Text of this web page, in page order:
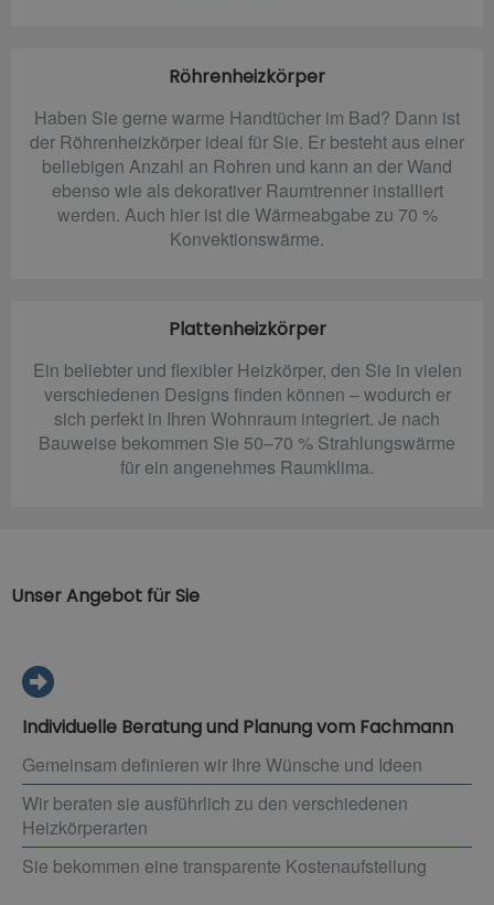
Röhrenheizkörper
Haben Sie gerne warme Handtücher im Bad? Dann ist
der Röhrenheizkörper ideal für Sie. Er besteht aus einer
beliebigen Anzahl an Rohren und kann an der Wand
ebenso wie als dekorativer Raumtrenner installiert
werden. Auch hier ist die Wärmeabgabe zu 70 %
Konvektionswärme.
Plattenheizkörper
Ein beliebter und flexibler Heizkörper, den Sie in vielen
verschiedenen Designs finden können – wodurch er
sich perfekt in Ihren Wohnraum integriert. Je nach
Bauweise bekommen Sie 50–70 % Strahlungswärme
für ein angenehmes Raumklima.
Unser Angebot für Sie
Individuelle Beratung und Planung vom Fachmann
Gemeinsam definieren wir Ihre Wünsche und Ideen
Wir beraten sie ausführlich zu den verschiedenen
Heizkörperarten
Sie bekommen eine transparente Kostenaufstellung